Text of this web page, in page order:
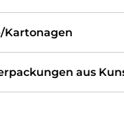
Kartonagen
aus